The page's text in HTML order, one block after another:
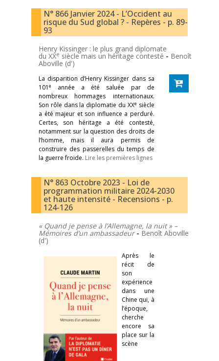
N° 866 Janvier 2024 - L’Occident au
risque du Sud global ? - Repères - p. 89-
93
Henry Kissinger : le plus grand diplomate
du XXe siècle mais un héritage contesté - Benoît
Aboville (d')
La disparition d’Henry Kissinger dans sa
101 e
année a été saluée par de
nombreux hommages internationaux.
Son rôle dans la diplomatie du XXesiècle
a été majeur et son influence a perduré.
Certes, son héritage a été contesté,
notamment sur la question des droits de
l’homme, mais il aura permis de
construire des passerelles du temps de
la guerre froide. Lire les premières lignes
N° 863 Octobre 2023 - Loi de
programmation militaire 2024-2030
et haute intensité - Recensions - p.
124-126
« Quand je pense à l’Allemagne, la nuit » –
Mémoires d’un ambassadeur - Benoît Aboville
(d')
Après le
récit de
son
expérience
dans une
Chine qui, à
l’époque,
cherche
encore sa
place sur la
scène